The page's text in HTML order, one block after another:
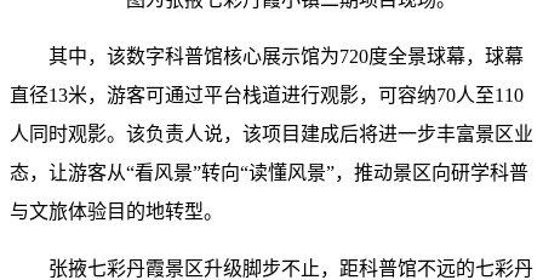
其中，该数字科普馆核心展示馆为720度全景球幕，球幕
直径13米，游客可通过平台栈道进行观影，可容纳70人至110
人同时观影。该负责人说，该项目建成后将进一步丰富景区业
态，让游客从“看风景”转向“读懂风景”，推动景区向研学科普
与文旅体验目的地转型。
张掖七彩丹霞景区升级脚步不止，距科普馆不远的七彩丹